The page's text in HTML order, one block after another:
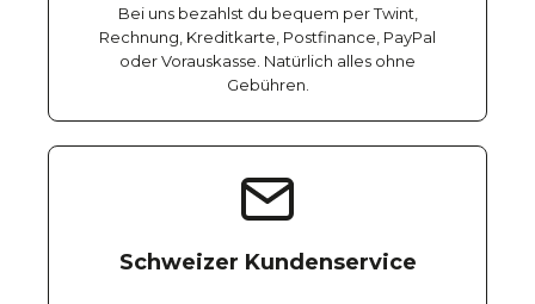
Bei uns bezahlst du bequem per Twint,
Rechnung, Kreditkarte, Postfinance, PayPal
oder Vorauskasse. Natürlich alles ohne
Gebühren.
Schweizer Kundenservice